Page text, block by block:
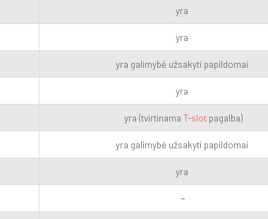
yra
yra
yra galimybė užsakyti papildomai
yra
yra (tvirtinama T-slotpagalba)
yra galimybė užsakyti papildomai
yra
–